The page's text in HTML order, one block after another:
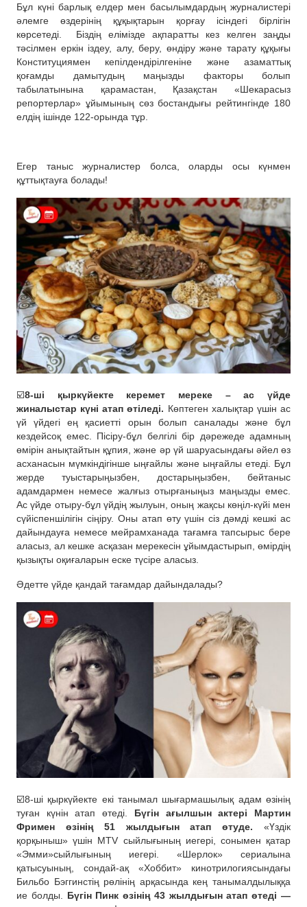
Бұл күні барлық елдер мен басылымдардың журналистері
әлемге өздерінің құқықтарын қорғау ісіндегі бірлігін
көрсетеді.
Біздің елімізде ақпаратты кез келген заңды
тәсілмен еркін іздеу, алу, беру, өндіру және тарату құқығы
Конституциямен кепілдендірілгеніне және азаматтық
қоғамды дамытудың маңызды факторы болып
табылатынына қарамастан, Қазақстан «Шекарасыз
репортерлар» ұйымының сөз бостандығы рейтингінде 180
елдің ішінде 122-орында тұр.
Егер таныс журналистер болса, оларды осы күнмен
құттықтауға болады!
☑️8-ші қыркүйекте керемет мереке – ас үйде
жиналыстар күні атап өтіледі. Көптеген халықтар үшін ас
үй үйдегі ең қасиетті орын болып саналады және бұл
кездейсоқ емес. Пісіру-бұл белгілі бір дәрежеде адамның
өмірін анықтайтын құпия, және әр үй шаруасындағы әйел өз
асханасын мүмкіндігінше ыңғайлы және ыңғайлы етеді. Бұл
жерде туыстарыңызбен, достарыңызбен, бейтаныс
адамдармен немесе жалғыз отырғаныңыз маңызды емес.
Ас үйде отыру-бұл үйдің жылуын, оның жақсы көңіл-күйі мен
сүйіспеншілігін сіңіру. Оны атап өту үшін сіз дәмді кешкі ас
дайындауға немесе мейрамханада тағамға тапсырыс бере
аласыз, ал кешке асқазан мерекесін ұйымдастырып, өмірдің
қызықты оқиғаларын еске түсіре аласыз.
Әдетте үйде қандай тағамдар дайындалады?
☑️8-ші қыркүйекте екі танымал шығармашылық адам өзінің
туған күнін атап өтеді. Бүгін ағылшын актері Мартин
Фримен өзінің 51 жылдығын атап өтуде. «Үздік
қорқыныш» үшін MTV сыйлығының иегері, сонымен қатар
«Эмми»сыйлығының иегері. «Шерлок» сериалына
қатысуының, сондай-ақ «Хоббит» кинотрилогиясындағы
Бильбо Бэггинстің рөлінің арқасында кең танымалдылыққа
ие болды. Бүгін Пинк өзінің 43 жылдығын атап өтеді —